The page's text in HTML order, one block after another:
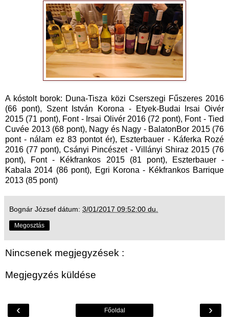
A kóstolt borok: Duna-Tisza közi Cserszegi Fűszeres 2016
(66 pont), Szent István Korona - Etyek-Budai Irsai Oivér
2015 (71 pont), Font - Irsai Olivér 2016 (72 pont), Font - Tied
Cuvée 2013 (68 pont), Nagy és Nagy - BalatonBor 2015 (76
pont - nálam ez 83 pontot ér), Eszterbauer - Káferka Rozé
2016 (77 pont), Csányi Pincészet - Villányi Shiraz 2015 (76
pont), Font - Kékfrankos 2015 (81 pont), Eszterbauer -
Kabala 2014 (86 pont), Egri Korona - Kékfrankos Barrique
2013 (85 pont)
Bognár József dátum: 3/01/2017 09:52:00 du.
Megosztás
Nincsenek megjegyzések :
Megjegyzés küldése
‹ ›
Főoldal